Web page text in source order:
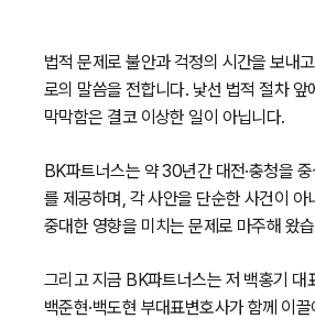
법적 문제로 불안과 걱정의 시간을 보내
로의 말씀을 전합니다. 낯선 법적 절차 앞
막막함은 결코 이상한 일이 아닙니다.
BK파트너스는 약 30년간 대전·충청을
를 제공하며, 각 사안을 단순한 사건이 아
중대한 영향을 미치는 문제로 마주해 왔
그리고 지금 BK파트너스는 저 백홍기 대
백준현·백도현 부대표변호사가 함께 이